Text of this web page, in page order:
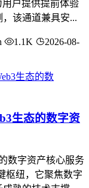
用户提供提前体验
该通道兼具安...
1.1K
2026-08-
生态的数字资
数字资产核心服务
枢纽，它聚焦数字